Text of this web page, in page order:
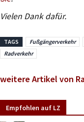
Vielen Dank dafür.
TAGS Fußgängerverkehr
Radverkehr
weitere Artikel von
Empfohlen auf LZ